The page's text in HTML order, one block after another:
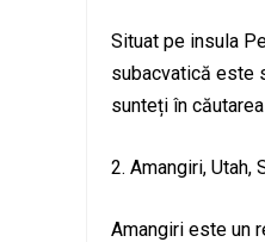
Situat pe insula
subacvatică este
sunteți în
2. Amangiri, Utah,
Amangiri este un